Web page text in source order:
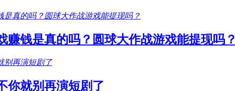
赚钱是真的吗？圆球大作战游戏能提现吗？
你就别再演短剧了